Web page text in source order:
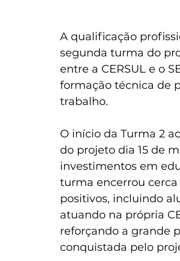
A qualificação
segunda turma do
entre a CERSUL e o
formação técnica de
trabalho.
O início da Turma 2
do projeto dia 15 de
investimentos em
turma encerrou
positivos, incluindo
atuando na própria
reforçando a grande
conquistada pelo